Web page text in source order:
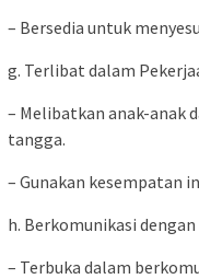
– Bersedia untuk
g. Terlibat dalam
– Melibatkan anak-anak
tangga.
– Gunakan kesempatan
h. Berkomunikasi
– Terbuka dalam